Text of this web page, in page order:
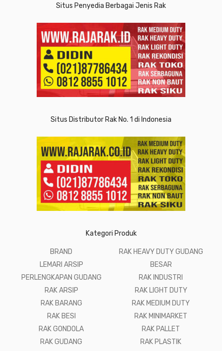
Situs Penyedia Berbagai Jenis Rak
Situs Distributor Rak No. 1 di Indonesia
Kategori Produk
BRAND
LEMARI ARSIP
PERLENGKAPAN GUDANG
RAK ARSIP
RAK BARANG
RAK BESI
RAK GONDOLA
RAK GUDANG
RAK HEAVY DUTY GUDANG
BESAR
RAK INDUSTRI
RAK LIGHT DUTY
RAK MEDIUM DUTY
RAK MINIMARKET
RAK PALLET
RAK PLASTIK